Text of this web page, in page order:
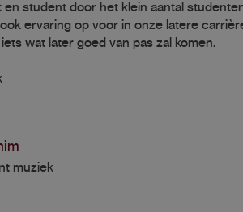
student door het klein aantal
ervaring op voor in onze latere
wat later goed van pas zal komen.
muziek